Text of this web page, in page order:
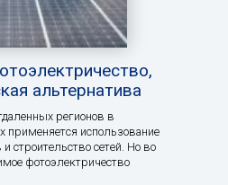
альтернатива
регионов в
применяется использование
строительство сетей. Но во
фотоэлектричество